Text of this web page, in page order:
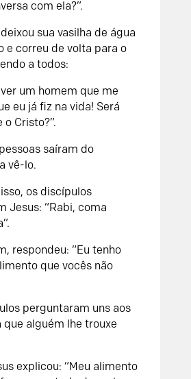
com ela?”.
sua vasilha de água
e correu de volta para o
a todos:
um homem que me
eu já fiz na vida! Será
o Cristo?”.
saíram do
vê-lo.
os discípulos
Jesus: “Rabi, coma
respondeu: “Eu tenho
que vocês não
perguntaram uns aos
que alguém lhe trouxe
explicou: “Meu alimento